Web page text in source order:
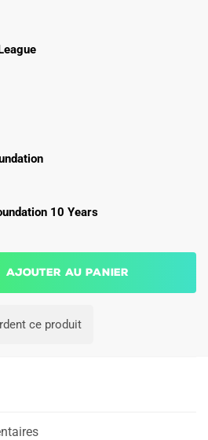
10 Years
Ajouter au panier
ce produit